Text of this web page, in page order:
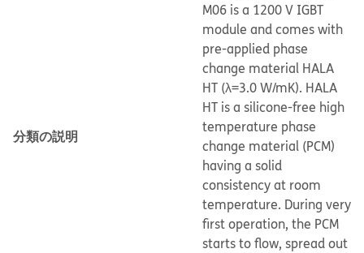
分類の説明
M06 is a 1200 V IGBT
module and comes with
pre-applied phase
change material HALA
HT (λ=3.0 W/mK). HALA
HT is a silicone-free high
temperature phase
change material (PCM)
having a solid
consistency at room
temperature. During very
first operation, the PCM
starts to flow, spread out